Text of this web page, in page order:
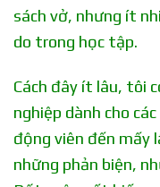
sách vở, nhưng ít
do trong học tập.
Cách đây ít lâu, tôi
nghiệp dành cho
động viên đến mấy
những phản biện,